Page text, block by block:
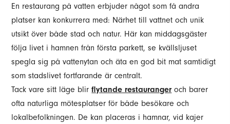
En restaurang på vatten erbjuder något som få andra
platser kan konkurrera med: Närhet till vattnet och unik
utsikt över både stad och natur. Här kan middagsgäster
följa livet i hamnen från första parkett, se kvällsljuset
spegla sig på vattenytan och äta en god bit mat samtidigt
som stadslivet fortfarande är centralt.
Tack vare sitt läge blirflytande restaurangeroch barer
ofta naturliga mötesplatser för både besökare och
lokalbefolkningen. De kan placeras i hamnar, vid kajer